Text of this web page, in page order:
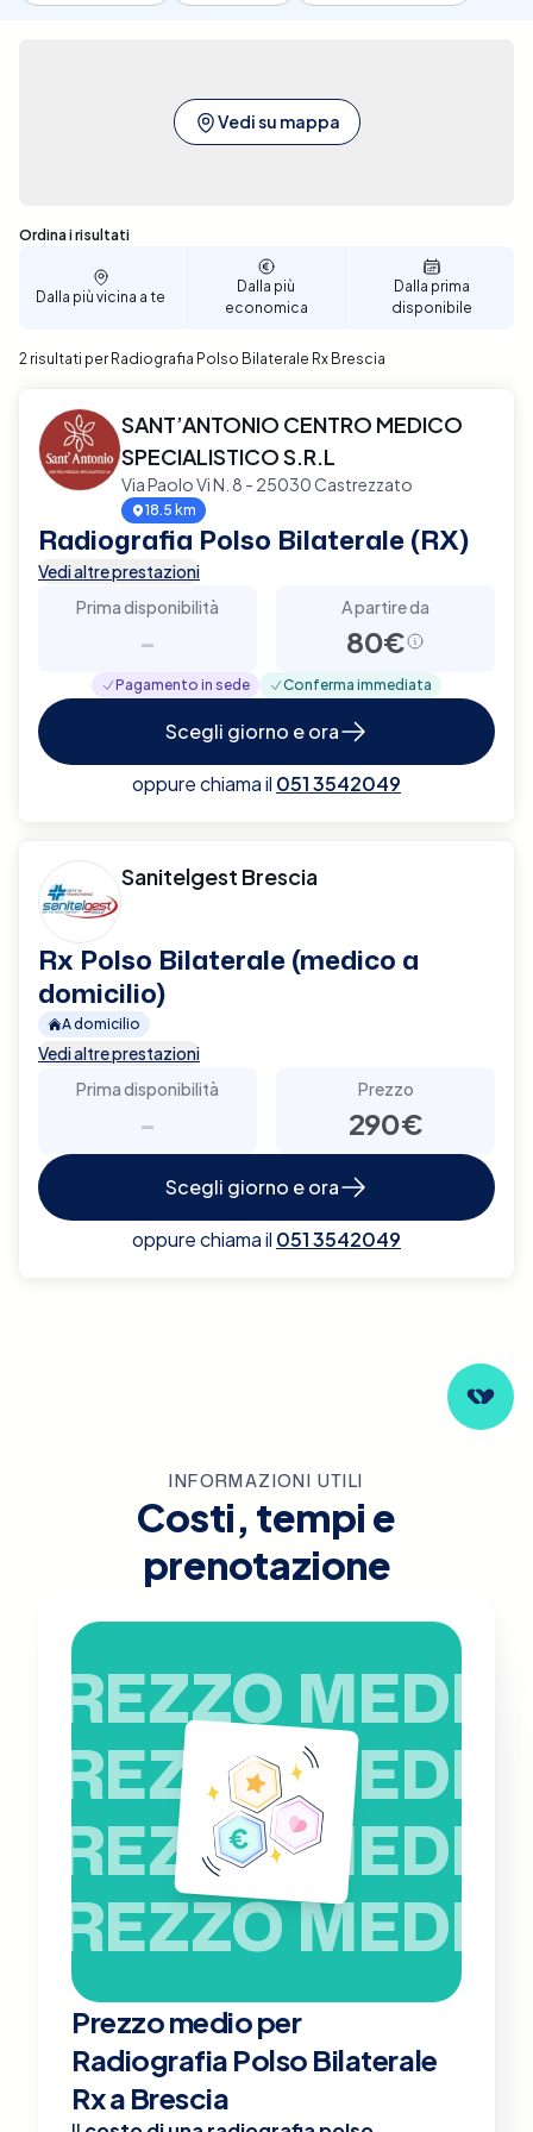
Vedi su mappa
Sono stati trovati 2 risultati
Ordina i risultati
Dalla più vicina a te
Dalla più
economica
Dalla prima
disponibile
2 risultati per Radiografia Polso Bilaterale Rx Brescia
SANT’ANTONIO CENTRO MEDICO
SPECIALISTICO S.R.L
Via Paolo Vi N. 8 - 25030 Castrezzato
18.5 km
Radiografia Polso Bilaterale (RX)
Vedi altre prestazioni
Prima disponibilità
-
A partire da
80€
Pagamento in sede Conferma immediata
Scegli giorno e ora
oppure chiama il 051 3542049
Sanitelgest Brescia
Rx Polso Bilaterale (medico a
domicilio)
A domicilio
Vedi altre prestazioni
Prima disponibilità
-
Prezzo
290€
Scegli giorno e ora
oppure chiama il 051 3542049
INFORMAZIONI UTILI
Costi, tempi e
prenotazione
PREZZO MEDIO
PREZZO MEDIO
PREZZO MEDIO
PREZZO MEDIO
Prezzo medio per
Radiografia Polso Bilaterale
Rx a Brescia